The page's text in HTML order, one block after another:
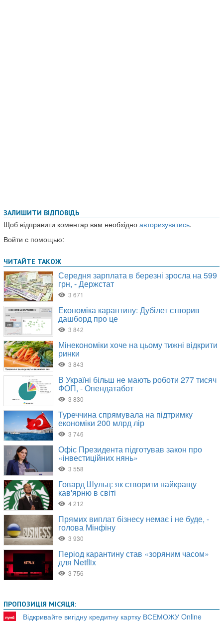
ЗАЛИШИТИ ВІДПОВІДЬ
Щоб відправити коментар вам необхідно авторизуватись.
Войти с помощью:
ПРОПОЗИЦІЯ МІСЯЦЯ:
Відкривайте вигідну кредитну картку ВСЕМОЖУ Online